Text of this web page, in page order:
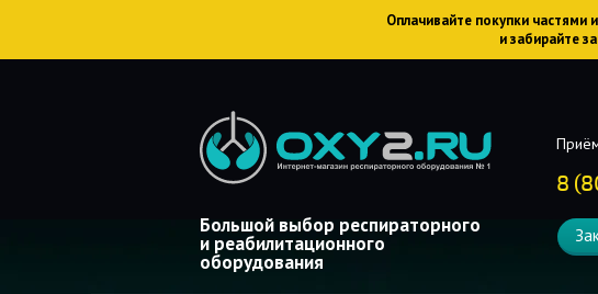
Оплачивайте покупки частями
и забирайте
Большой выбор респираторного
и реабилитационного
оборудования
8